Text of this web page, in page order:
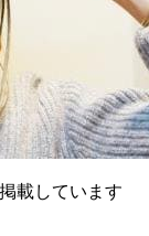
載しています